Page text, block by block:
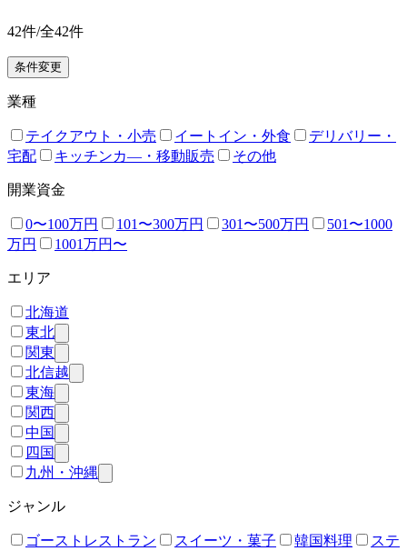
42件/全42件
条件変更
業種
テイクアウト・小売 イートイン・外食
デリバリー・
宅配
キッチンカ―・移動販売 その他
開業資金
0〜100万円 101〜300万円 301〜500万円
501〜1000
万円
1001万円〜
エリア
北海道
東北
関東
北信越
東海
関西
中国
四国
九州・沖縄
ジャンル
ゴーストレストラン スイーツ・菓子 韓国料理
ステ